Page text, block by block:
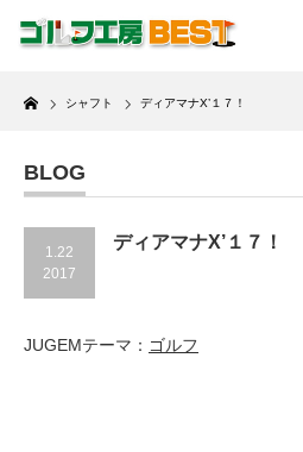
Home
シャフト ディアマナX’１７！
BLOG
1.22
2017
ディアマナX’１７！
JUGEMテーマ： ゴルフ